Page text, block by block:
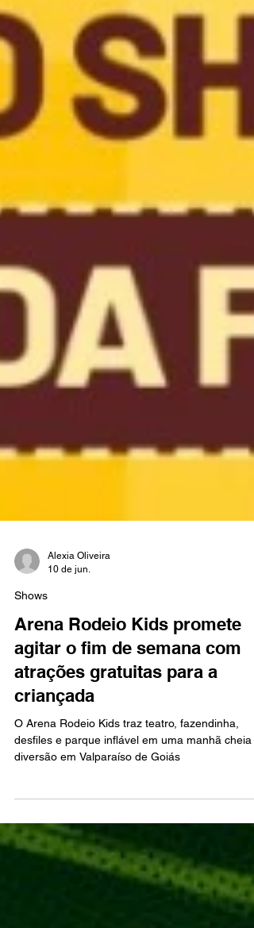
Alexia Oliveira
10 de jun.
Shows
Arena Rodeio Kids promete
agitar o fim de semana com
atrações gratuitas para a
desfiles e parque inflável em uma manhã cheia
diversão em Valparaíso de Goiás